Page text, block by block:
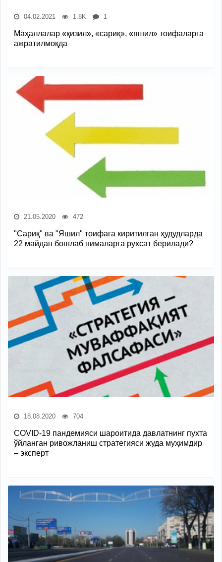
04.02.2021 1.8K 1
Маҳаллалар «қизил», «сариқ», «яшил» тоифаларга
ажратилмоқда
21.05.2020 472
"Сариқ" ва "Яшил" тоифага киритилган ҳудудларда
22 майдан бошлаб нималарга рухсат берилади?
18.08.2020 704
COVID-19 пандемияси шароитида давлатнинг пухта
ўйланган ривожланиш стратегияси жуда муҳимдир
– эксперт